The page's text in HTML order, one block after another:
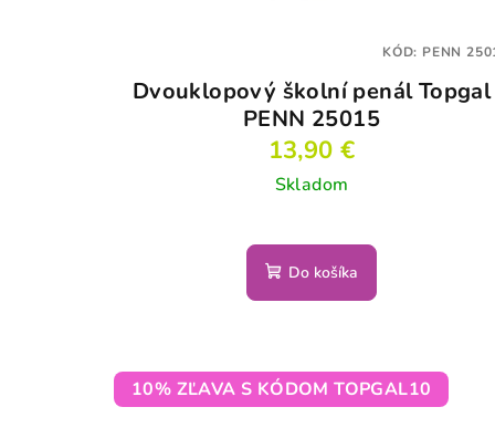
Dvouklopový školní penál Topgal
PENN 25015
13,90 €
Skladom
Do košíka
KÓD: PENN
10% ZĽAVA S KÓDOM TOPGAL10